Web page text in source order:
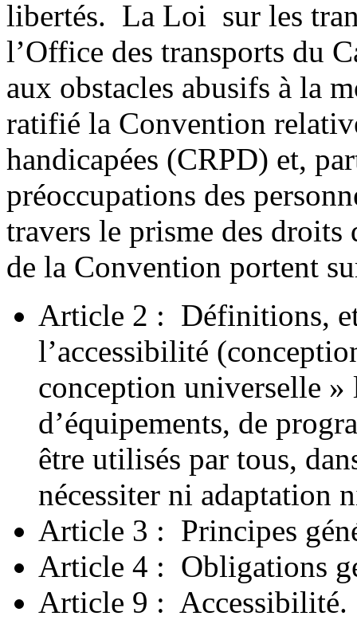
libertés. La Loi sur les
l’Office des transports du
aux obstacles abusifs à la
ratifié la Convention
handicapées (CRPD) et,
préoccupations des
travers le prisme des droits
de la Convention portent
Article 2 : Définitions,
l’accessibilité
conception universelle
d’équipements, de
être utilisés par tous,
nécessiter ni adaptation
Article 3 : Principes
Article 4 : Obligations
Article 9 : Accessibilité.